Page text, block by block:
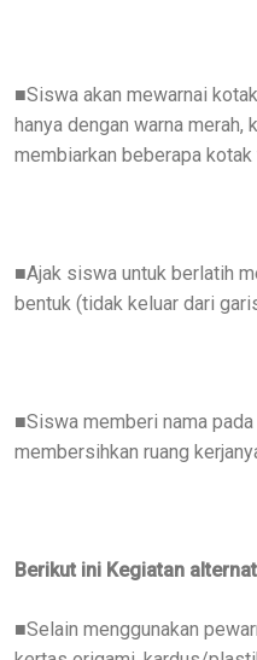
■Siswa akan mewarnai
hanya dengan warna merah,
membiarkan beberapa
■Ajak siswa untuk berlatih
bentuk (tidak keluar dari
■Siswa memberi nama
membersihkan ruang
Berikut ini Kegiatan
■Selain menggunakan